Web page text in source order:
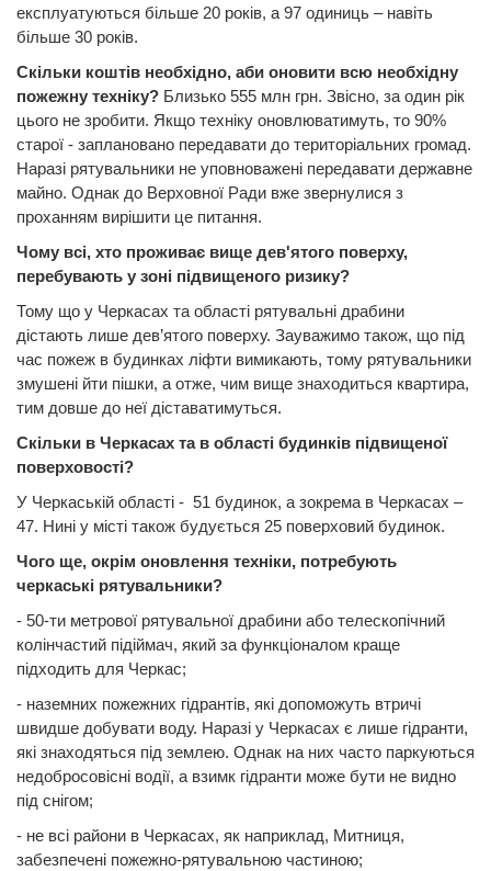
експлуатуються більше 20 років, а 97 одиниць – навіть
більше 30 років.
Скільки коштів необхідно, аби оновити всю необхідну
пожежну техніку? Близько 555 млн грн. Звісно, за один рік
цього не зробити. Якщо техніку оновлюватимуть, то 90%
старої - заплановано передавати до територіальних громад.
Наразі рятувальники не уповноважені передавати державне
майно. Однак до Верховної Ради вже звернулися з
проханням вирішити це питання.
Чому всі, хто проживає вище дев'ятого поверху,
перебувають у зоні підвищеного ризику?
Тому що у Черкасах та області рятувальні драбини
дістають лише дев’ятого поверху. Зауважимо також, що під
час пожеж в будинках ліфти вимикають, тому рятувальники
змушені йти пішки, а отже, чим вище знаходиться квартира,
тим довше до неї діставатимуться.
Скільки в Черкасах та в області будинків підвищеної
поверховості?
У Черкаській області - 51 будинок, а зокрема в Черкасах –
47. Нині у місті також будується 25 поверховий будинок.
Чого ще, окрім оновлення техніки, потребують
черкаські рятувальники?
- 50-ти метрової рятувальної драбини або телескопічний
колінчастий підіймач, який за функціоналом краще
підходить для Черкас;
- наземних пожежних гідрантів, які допоможуть втричі
швидше добувати воду. Наразі у Черкасах є лише гідранти,
які знаходяться під землею. Однак на них часто паркуються
недобросовісні водії, а взимк гідранти може бути не видно
під снігом;
- не всі райони в Черкасах, як наприклад, Митниця,
забезпечені пожежно-рятувальною частиною;